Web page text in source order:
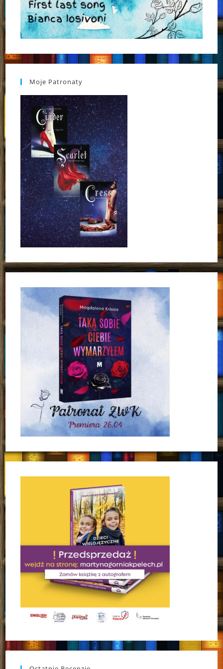
Moje Patronaty